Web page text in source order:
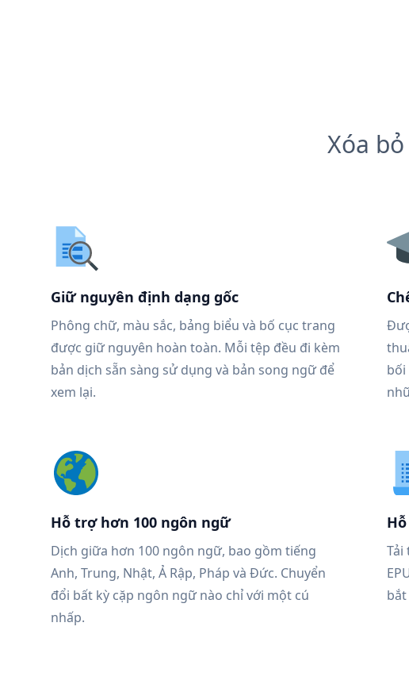
Xóa
Giữ nguyên định dạng gốc
Phông chữ, màu sắc, bảng biểu và bố cục trang
được giữ nguyên hoàn toàn. Mỗi tệp đều đi kèm
bản dịch sẵn sàng sử dụng và bản song ngữ để
xem lại.
bối
Hỗ trợ hơn 100 ngôn ngữ
Dịch giữa hơn 100 ngôn ngữ, bao gồm tiếng
Anh, Trung, Nhật, Ả Rập, Pháp và Đức. Chuyển
đổi bất kỳ cặp ngôn ngữ nào chỉ với một cú
nhấp.
Tải